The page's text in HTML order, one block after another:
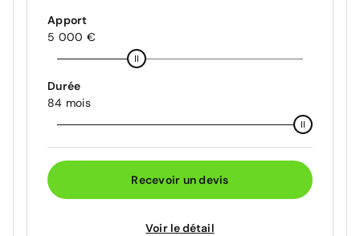
Apport
5 000 €
Durée
84 mois
Recevoir un devis
Voir le détail